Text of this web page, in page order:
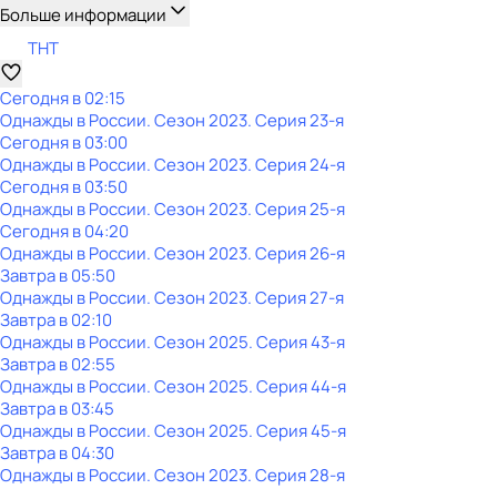
Больше информации
ТНТ
Сегодня в 02:15
Однажды в России. Сезон 2023. Серия 23-я
Сегодня в 03:00
Однажды в России. Сезон 2023. Серия 24-я
Сегодня в 03:50
Однажды в России. Сезон 2023. Серия 25-я
Сегодня в 04:20
Однажды в России. Сезон 2023. Серия 26-я
Завтра в 05:50
Однажды в России. Сезон 2023. Серия 27-я
Завтра в 02:10
Однажды в России. Сезон 2025. Серия 43-я
Завтра в 02:55
Однажды в России. Сезон 2025. Серия 44-я
Завтра в 03:45
Однажды в России. Сезон 2025. Серия 45-я
Завтра в 04:30
Однажды в России. Сезон 2023. Серия 28-я